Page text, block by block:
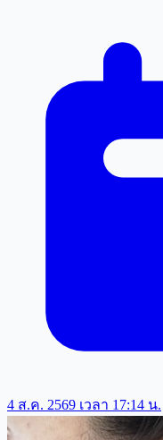
4 ส.ค. 2569 เวลา 17:14 น.